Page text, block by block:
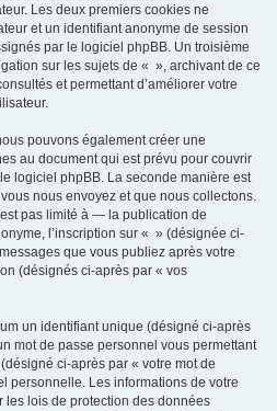
Les deux premiers cookies ne
et un identifiant anonyme de session
par le logiciel phpBB. Un troisième
sur les sujets de « », archivant de ce
et permettant d’améliorer votre
pouvons également créer une
au document qui est prévu pour couvrir
logiciel phpBB. La seconde manière est
nous envoyez et que nous collectons.
pas limité à — la publication de
l’inscription sur « » (désignée ci-
que vous publiez après votre
(désignés ci-après par « vos
un identifiant unique (désigné ci-après
mot de passe personnel vous permettant
ci-après par « votre mot de
personnelle. Les informations de votre
lois de protection des données